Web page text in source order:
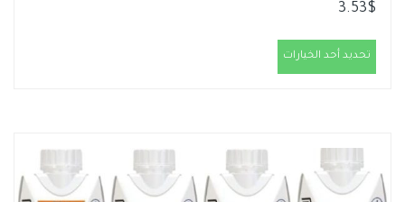
3.53$
تحديد أحد الخيارات